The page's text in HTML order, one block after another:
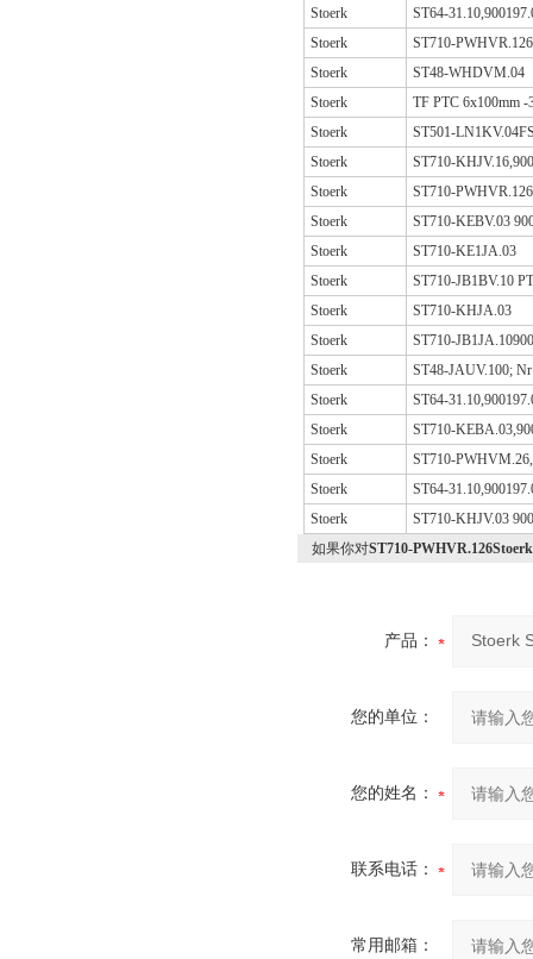
Stoerk
ST64-
Stoerk
ST710-
Stoerk
ST48-WHDVM.04
Stoerk
TF PTC 6x100mm
Stoerk
ST501-
Stoerk
ST710-
Stoerk
ST710-
Stoerk
ST710-KEBV.03
Stoerk
ST710-KE1JA.03
Stoerk
ST710-JB1BV.10
Stoerk
ST710-KHJA.03
Stoerk
ST710-
Stoerk
ST48-JAUV.100;
Stoerk
ST64-
Stoerk
ST710-
Stoerk
ST710-
Stoerk
ST64-
Stoerk
ST710-KHJV.03
如果你对ST710-
产品：
您的单位：
您的姓名：
联系电话：
常用邮箱：